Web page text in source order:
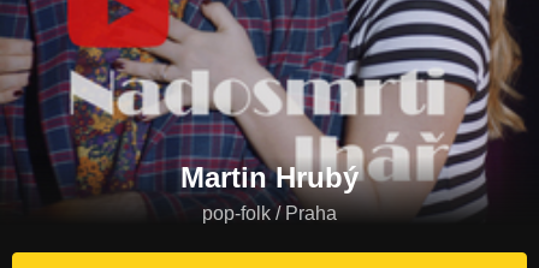
Martin Hrubý
pop-folk / Praha